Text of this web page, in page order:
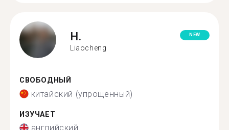
H.
Liaocheng
NEW
СВОБОДНЫЙ
китайский (упрощенный)
ИЗУЧАЕТ
английский